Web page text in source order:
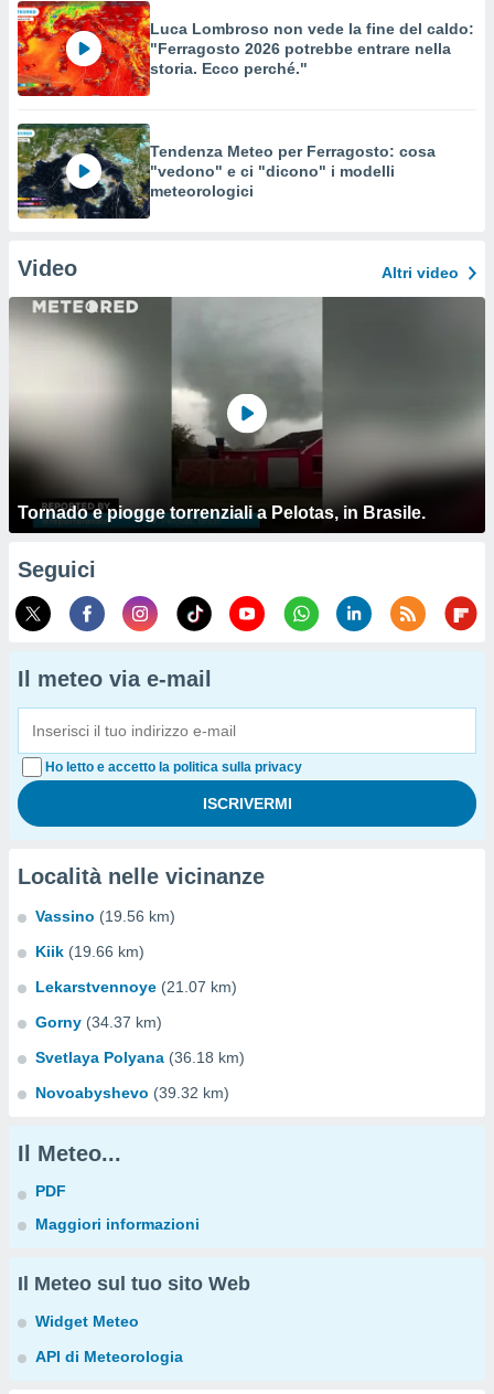
Luca Lombroso non vede la fine del caldo:
"Ferragosto 2026 potrebbe entrare nella
storia. Ecco perché."
Tendenza Meteo per Ferragosto: cosa
"vedono" e ci "dicono" i modelli
meteorologici
Video Altri video
Tornado e piogge torrenziali a Pelotas, in Brasile.
Seguici
Il meteo via e-mail
Ho letto e accetto la politica sulla privacy
Località nelle vicinanze
Vassino (19.56 km)
Kiik (19.66 km)
Lekarstvennoye (21.07 km)
Gorny (34.37 km)
Svetlaya Polyana (36.18 km)
Novoabyshevo (39.32 km)
Il Meteo...
PDF
Maggiori informazioni
Il Meteo sul tuo sito Web
Widget Meteo
API di Meteorologia